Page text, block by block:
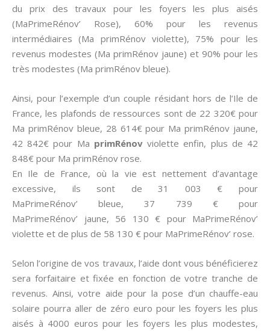
du prix des travaux pour les foyers les plus aisés
(MaPrimeRénov’ Rose), 60% pour les revenus
intermédiaires (Ma primRénov violette), 75% pour les
revenus modestes (Ma primRénov jaune) et 90% pour les
très modestes (Ma primRénov bleue).
Ainsi, pour l’exemple d’un couple résidant hors de l’Ile de
France, les plafonds de ressources sont de 22 320€ pour
Ma primRénov bleue, 28 614€ pour Ma primRénov jaune,
42 842€ pour Ma primRénovviolette enfin, plus de 42
848€ pour Ma primRénov rose.
En Ile de France, où la vie est nettement d’avantage
excessive, ils sont de 31 003 € pour
MaPrimeRénov’ bleue, 37 739 € pour
MaPrimeRénov’ jaune, 56 130 € pour MaPrimeRénov’
violette et de plus de 58 130 € pour MaPrimeRénov’ rose.
Selon l’origine de vos travaux, l’aide dont vous bénéficierez
sera forfaitaire et fixée en fonction de votre tranche de
revenus. Ainsi, votre aide pour la pose d’un chauffe-eau
solaire pourra aller de zéro euro pour les foyers les plus
aisés à 4000 euros pour les foyers les plus modestes,